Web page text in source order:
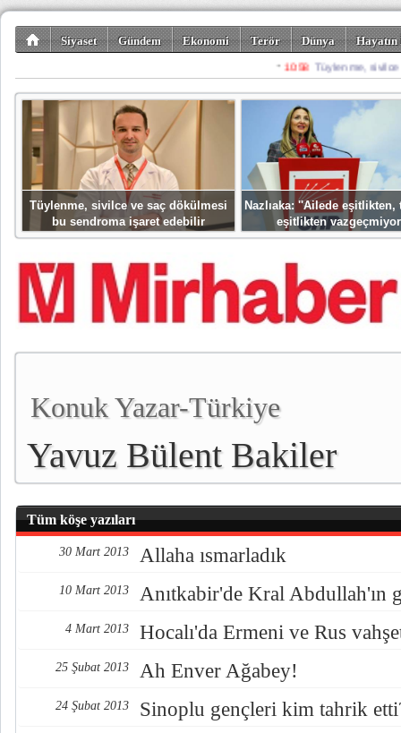
Siyaset Gündem Ekonomi Terör Dünya
Gezi-Turizm Spor Misafir
Tüylenme, sivilce ve saç dökülmesi
bu sendroma işaret edebilir
Nazlıaka: ''Ailede eşitlikten,
eşitlikten
Konuk Yazar-Türkiye
Yavuz Bülent Bakiler
Tüm köşe yazıları
30 Mart 2013 Allaha ısmarladık
10 Mart 2013 Anıtkabir'de Kral Abdullah'ın
4 Mart 2013 Hocalı'da Ermeni ve Rus
25 Şubat 2013 Ah Enver Ağabey!
24 Şubat 2013 Sinoplu gençleri kim tahrik